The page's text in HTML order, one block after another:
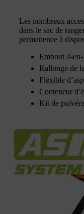
Les nombreux
dans le sac de
permanence à
Embout 4-en-
Rallonge de
Flexible
Conteneur
Kit de